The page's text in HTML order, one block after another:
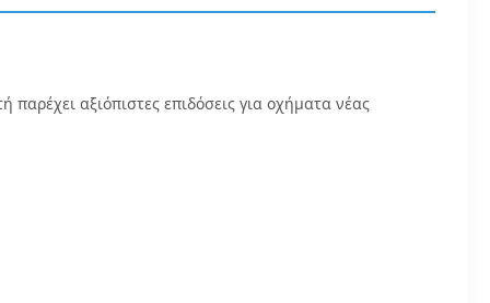
αξιόπιστες επιδόσεις για οχήματα νέας